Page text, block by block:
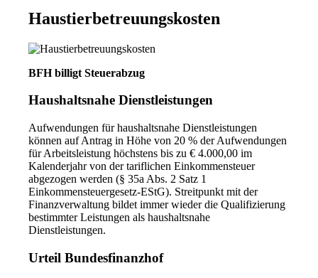
Haustierbetreuungskosten
BFH billigt Steuerabzug
Haushaltsnahe Dienstleistungen
Aufwendungen für haushaltsnahe Dienstleistungen
können auf Antrag in Höhe von 20 % der Aufwendungen
für Arbeitsleistung höchstens bis zu € 4.000,00 im
Kalenderjahr von der tariflichen Einkommensteuer
abgezogen werden (§ 35a Abs. 2 Satz 1
Einkommensteuergesetz-EStG). Streitpunkt mit der
Finanzverwaltung bildet immer wieder die Qualifizierung
bestimmter Leistungen als haushaltsnahe
Dienstleistungen.
Urteil Bundesfinanzhof